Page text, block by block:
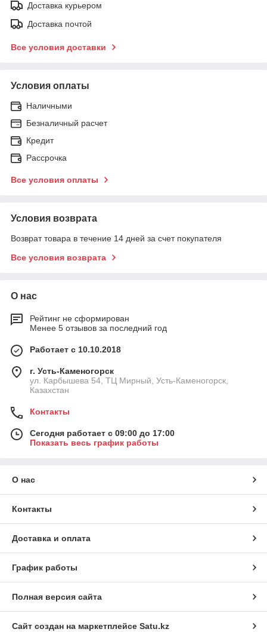
Доставка курьером
Доставка почтой
Все условия доставки
Условия оплаты
Наличными
Безналичный расчет
Кредит
Рассрочка
Все условия оплаты
Условия возврата
Возврат товара в течение 14 дней за счет покупателя
Все условия возврата
О нас
Рейтинг не сформирован
Менее 5 отзывов за последний год
Работает с 10.10.2018
г. Усть-Каменогорск
ул. Карбышева 54, ТЦ Мирный, Усть-Каменогорск,
Казахстан
Контакты
Сегодня работает с 09:00 до 17:00
Показать весь график работы
О нас
Контакты
Доставка и оплата
График работы
Полная версия сайта
Сайт создан на маркетплейсе Satu.kz